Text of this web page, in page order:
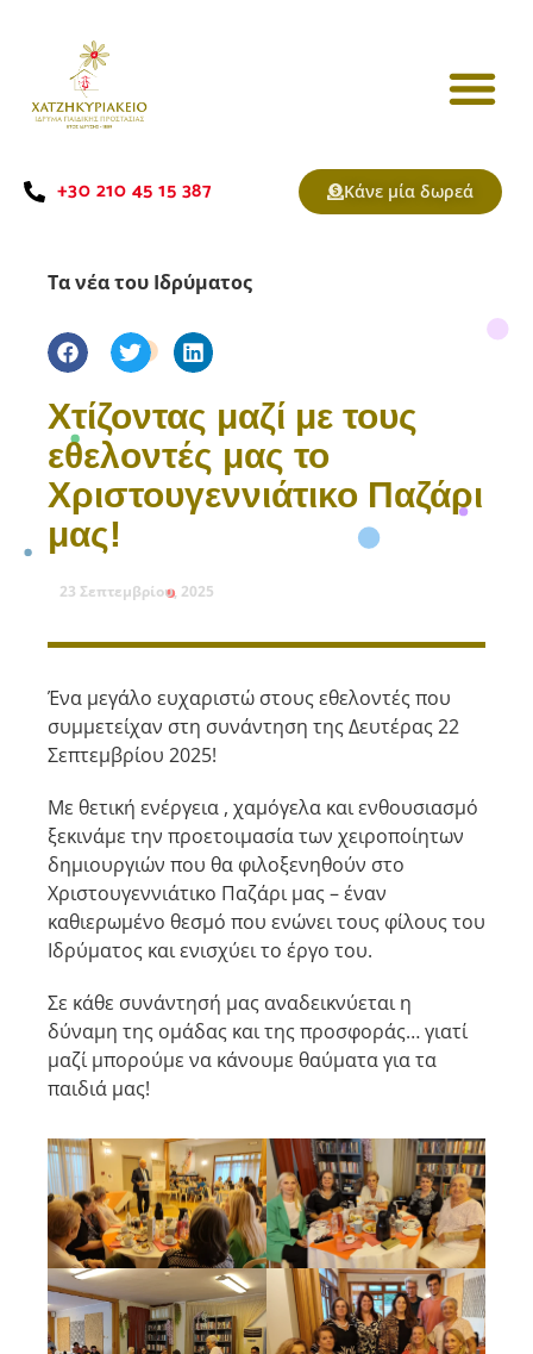
+30 210 45 15 387 Κάνε μία δωρεά
Τα νέα του Ιδρύματος
Χτίζοντας μαζί με τους
εθελοντές μας το
Χριστουγεννιάτικο Παζάρι
μας!
23 Σεπτεμβρίου, 2025
Ένα μεγάλο ευχαριστώ στους εθελοντές που
συμμετείχαν στη συνάντηση της Δευτέρας 22
Σεπτεμβρίου 2025!
Με θετική ενέργεια , χαμόγελα και ενθουσιασμό
ξεκινάμε την προετοιμασία των χειροποίητων
δημιουργιών που θα φιλοξενηθούν στο
Χριστουγεννιάτικο Παζάρι μας – έναν
καθιερωμένο θεσμό που ενώνει τους φίλους του
Ιδρύματος και ενισχύει το έργο του.
Σε κάθε συνάντησή μας αναδεικνύεται η
δύναμη της ομάδας και της προσφοράς… γιατί
μαζί μπορούμε να κάνουμε θαύματα για τα
παιδιά μας!